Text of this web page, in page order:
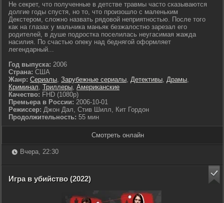
Не секрет, что полученные в детстве травмы часто сказываются
долгие годы спустя, но то, что произошло с маленьким
Декстером, сложно назвать рядовой неприятностью. После того
как на глазах у мальчика маньяк безжалостно зарезал его
родителей, в душе подростка поселилась неугасимая жажда
насилия. По счастью опеку над беднягой оформляет
легендарный...
Год выпуска: 2006
Страна: США
Жанр: Сериалы, Зарубежные сериалы, Детективы, Драмы,
Криминал, Триллеры, Американские
Качество: FHD (1080p)
Премьера в России: 2006-10-01
Режиссер: Джон Дал, Стив Шилл, Кит Гордон
Продолжительность: 55 мин
Смотреть онлайн
Вчера, 22:30
Игра в убийство (2022)